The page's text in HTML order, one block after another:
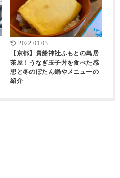
2022.01.03
【京都】貴船神社ふもとの鳥居
茶屋！うなぎ玉子丼を食べた感
想と冬のぼたん鍋やメニューの
紹介